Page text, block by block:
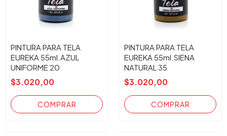
PINTURA PARA TELA
EUREKA 55ml.AZUL
UNIFORME 20
$3.020,00
PINTURA PARA TELA
EUREKA 55ml.SIENA
NATURAL 35
$3.020,00